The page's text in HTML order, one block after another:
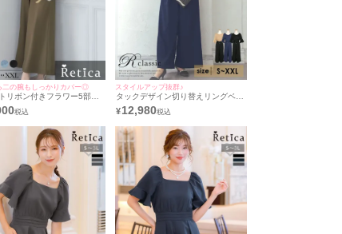
二の腕もしっかりカバー◎
リボン付きフラワー5部袖
ップスワイドパンツツーピ
式パーティードレス
スタイルアップ抜群♪
タックデザイン切り替えリングベル
ト付きワイドパンツツーピース5部
袖ベルスリーブ結婚式パーティード
¥12,980